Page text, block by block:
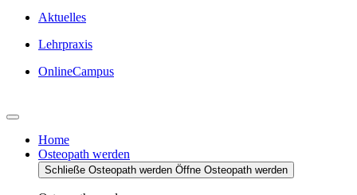
Aktuelles
Lehrpraxis
OnlineCampus
Home
Osteopath werden
Schließe Osteopath werden Öffne Osteopath werden